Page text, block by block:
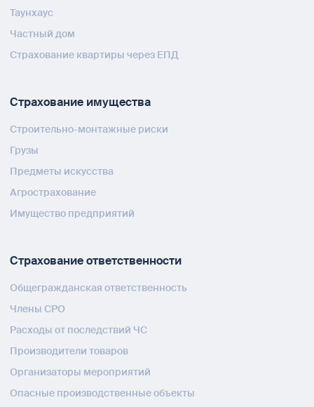
Таунхаус
Частный дом
Страхование квартиры через ЕПД
Страхование имущества
Строительно-монтажные риски
Грузы
Предметы искусства
Агрострахование
Имущество предприятий
Страхование ответственности
Общегражданская ответственность
Члены СРО
Расходы от последствий ЧС
Производители товаров
Организаторы мероприятий
Опасные производственные объекты